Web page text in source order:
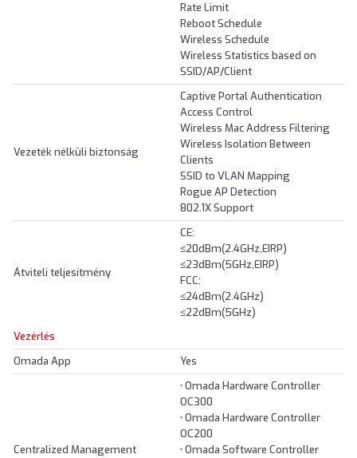
Rate Limit
Reboot Schedule
Wireless Schedule
Wireless Statistics based on
SSID/AP/Client
Vezeték nélküli biztonság
Captive Portal Authentication
Access Control
Wireless Mac Address Filtering
Wireless Isolation Between
Clients
SSID to VLAN Mapping
Rogue AP Detection
802.1X Support
Átviteli teljesítmény
CE:
≤20dBm(2.4GHz,EIRP)
≤23dBm(5GHz,EIRP)
FCC:
≤24dBm(2.4GHz)
≤22dBm(5GHz)
Vezérlés
Omada App
Yes
Centralized Management
• Omada Hardware Controller
OC300
• Omada Hardware Controller
OC200
• Omada Software Controller